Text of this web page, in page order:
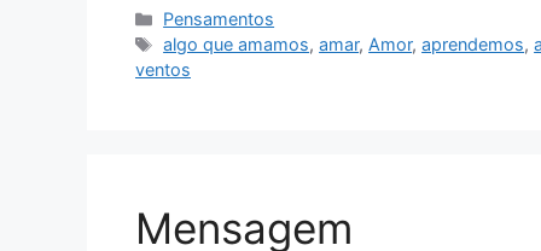
Categorias
Pensamentos
Tags
algo que amamos,amar, Amor,aprendemos,
ventos
Mensagem